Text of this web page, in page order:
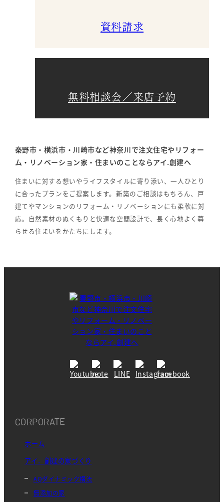
資料請求
無料相談会／来店予約
秦野市・横浜市・川崎市など神奈川で注文住宅やリフォー
ム・リノベーション家・住まいのことならアイ.創建へ
住まいに対する想いやライフスタイルに寄り添い、一人ひとり
に合ったプランをご提案します。新築のご相談はもちろん、戸
建てやマンションのリフォーム・リノベーションにも柔軟に対
応。自然素材のぬくもりと快適な空間設計で、長く心地よく暮
らせる住まいをかたちにします。
CORPORATE
ホーム
アイ．創建の家づくり
AQダイナミック構法
無添加の家